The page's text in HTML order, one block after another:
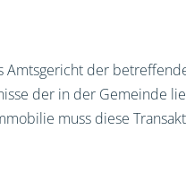
Amtsgericht der
der in der Gemeinde
muss diese